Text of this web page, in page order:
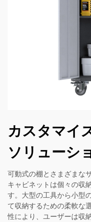
カスタマイ
ソリューシ
可動式の棚とさまざまな
キャビネットは個々の収
す。大型の工具から小型
て収納するための柔軟な
性により、ユーザーは収